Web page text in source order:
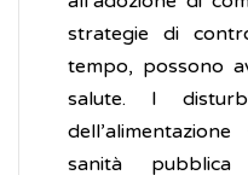
strategie di
tempo, possono
salute. I
sanità